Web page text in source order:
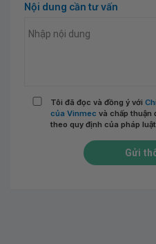
Nội dung cần tư vấn
Tôi đã đọc và đồng ý với
của Vinmec và chấp thuận
theo quy định của pháp luật
Gửi